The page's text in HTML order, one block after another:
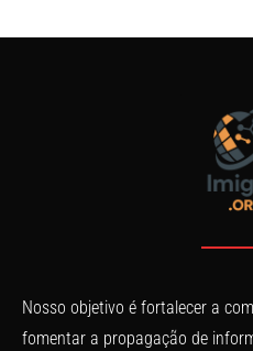
Nosso objetivo é fortalecer a
fomentar a propagação de